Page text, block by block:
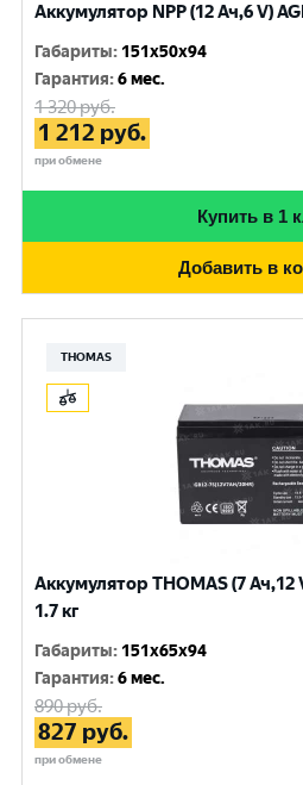
Аккумулятор NPP (12 Ач,6 V)
Габариты: 151x50x94
Гарантия:6 мес.
1 320руб.
1 212 руб.
при обмене
Купить в 1
Добавить в
THOMAS
Аккумулятор THOMAS (7 Ач,12
1.7 кг
Габариты: 151x65x94
Гарантия:6 мес.
890руб.
827 руб.
при обмене